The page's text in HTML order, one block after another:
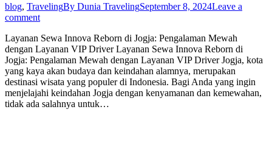
blog, TravelingBy Dunia TravelingSeptember 8, 2024Leave a
comment
Layanan Sewa Innova Reborn di Jogja: Pengalaman Mewah
dengan Layanan VIP Driver Layanan Sewa Innova Reborn di
Jogja: Pengalaman Mewah dengan Layanan VIP Driver Jogja, kota
yang kaya akan budaya dan keindahan alamnya, merupakan
destinasi wisata yang populer di Indonesia. Bagi Anda yang ingin
menjelajahi keindahan Jogja dengan kenyamanan dan kemewahan,
tidak ada salahnya untuk…